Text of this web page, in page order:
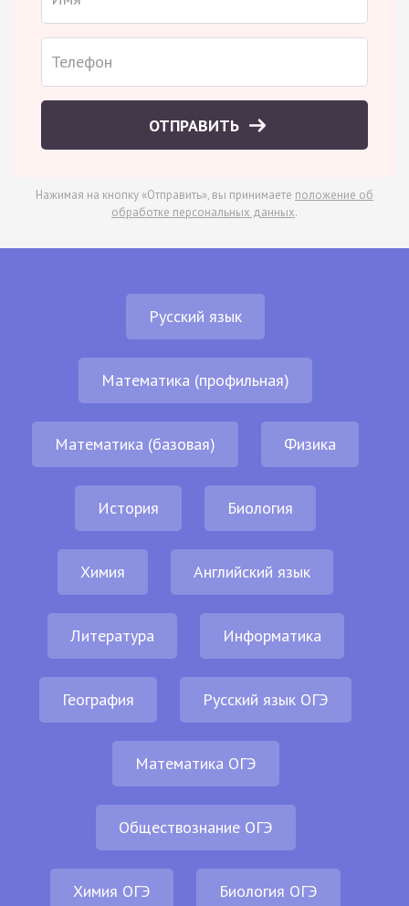
ОТПРАВИТЬ
Нажимая на кнопку «Отправить», вы принимаете положение об
обработке персональных данных.
Русский язык
Математика (профильная)
Математика (базовая) Физика
История Биология
Химия Английский язык
Литература Информатика
География Русский язык ОГЭ
Математика ОГЭ
Обществознание ОГЭ
Химия ОГЭ Биология ОГЭ